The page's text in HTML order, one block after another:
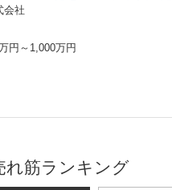
会社
円～1,000万円
れ筋ランキング